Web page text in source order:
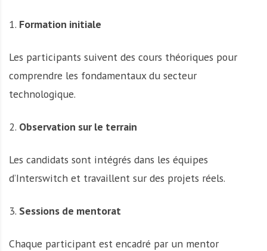
1. Formation initiale
Les participants suivent des cours théoriques pour
comprendre les fondamentaux du secteur
technologique.
2. Observation sur le terrain
Les candidats sont intégrés dans les équipes
d’Interswitch et travaillent sur des projets réels.
3. Sessions de mentorat
Chaque participant est encadré par un mentor